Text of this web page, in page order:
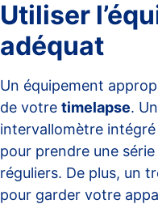
Utiliser
adéquat
Un équipement
de votre timelapse.
intervallomètre
pour prendre une
réguliers. De plus, un
pour garder votre